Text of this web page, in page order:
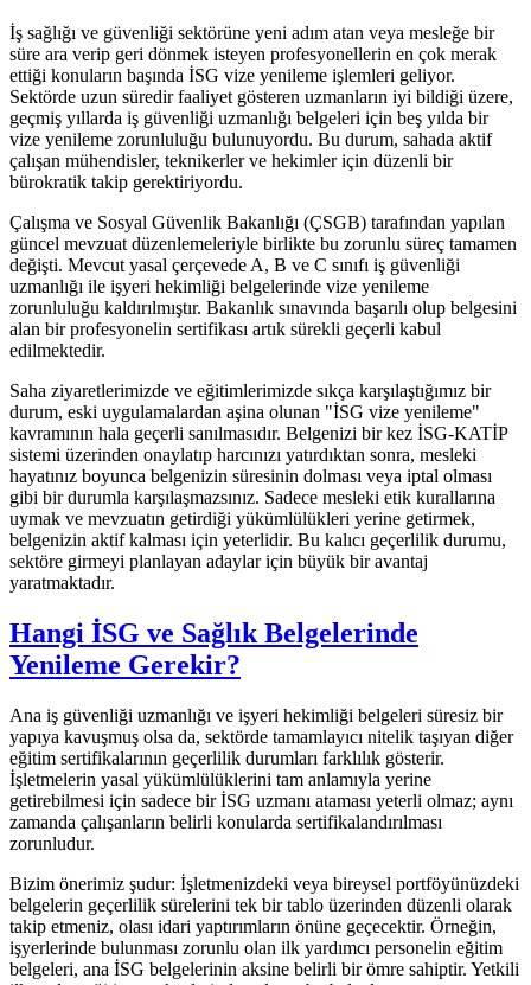
İş sağlığı ve güvenliği sektörüne yeni adım atan veya mesleğe bir
süre ara verip geri dönmek isteyen profesyonellerin en çok merak
ettiği konuların başında İSG vize yenileme işlemleri geliyor.
Sektörde uzun süredir faaliyet gösteren uzmanların iyi bildiği üzere,
geçmiş yıllarda iş güvenliği uzmanlığı belgeleri için beş yılda bir
vize yenileme zorunluluğu bulunuyordu. Bu durum, sahada aktif
çalışan mühendisler, teknikerler ve hekimler için düzenli bir
bürokratik takip gerektiriyordu.
Çalışma ve Sosyal Güvenlik Bakanlığı (ÇSGB) tarafından yapılan
güncel mevzuat düzenlemeleriyle birlikte bu zorunlu süreç tamamen
değişti. Mevcut yasal çerçevede A, B ve C sınıfı iş güvenliği
uzmanlığı ile işyeri hekimliği belgelerinde vize yenileme
zorunluluğu kaldırılmıştır. Bakanlık sınavında başarılı olup belgesini
alan bir profesyonelin sertifikası artık sürekli geçerli kabul
edilmektedir.
Saha ziyaretlerimizde ve eğitimlerimizde sıkça karşılaştığımız bir
durum, eski uygulamalardan aşina olunan "İSG vize yenileme"
kavramının hala geçerli sanılmasıdır. Belgenizi bir kez İSG-KATİP
sistemi üzerinden onaylatıp harcınızı yatırdıktan sonra, mesleki
hayatınız boyunca belgenizin süresinin dolması veya iptal olması
gibi bir durumla karşılaşmazsınız. Sadece mesleki etik kurallarına
uymak ve mevzuatın getirdiği yükümlülükleri yerine getirmek,
belgenizin aktif kalması için yeterlidir. Bu kalıcı geçerlilik durumu,
sektöre girmeyi planlayan adaylar için büyük bir avantaj
yaratmaktadır.
Hangi İSG ve Sağlık Belgelerinde
Yenileme Gerekir?
Ana iş güvenliği uzmanlığı ve işyeri hekimliği belgeleri süresiz bir
yapıya kavuşmuş olsa da, sektörde tamamlayıcı nitelik taşıyan diğer
eğitim sertifikalarının geçerlilik durumları farklılık gösterir.
İşletmelerin yasal yükümlülüklerini tam anlamıyla yerine
getirebilmesi için sadece bir İSG uzmanı ataması yeterli olmaz; aynı
zamanda çalışanların belirli konularda sertifikalandırılması
zorunludur.
Bizim önerimiz şudur: İşletmenizdeki veya bireysel portföyünüzdeki
belgelerin geçerlilik sürelerini tek bir tablo üzerinden düzenli olarak
takip etmeniz, olası idari yaptırımların önüne geçecektir. Örneğin,
işyerlerinde bulunması zorunlu olan ilk yardımcı personelin eğitim
belgeleri, ana İSG belgelerinin aksine belirli bir ömre sahiptir. Yetkili